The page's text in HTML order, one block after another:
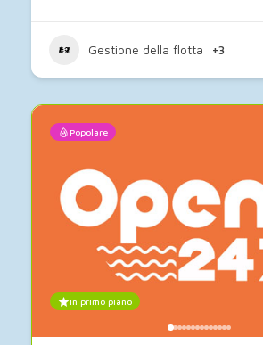
Gestione della flotta +3
Popolare
In primo piano